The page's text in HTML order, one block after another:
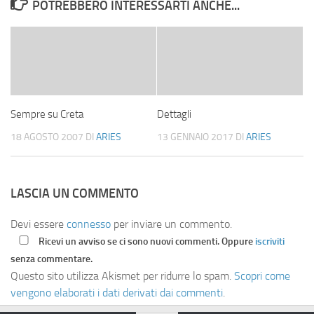
POTREBBERO INTERESSARTI ANCHE...
Sempre su Creta
18 AGOSTO 2007 DI ARIES
Dettagli
13 GENNAIO 2017 DI ARIES
LASCIA UN COMMENTO
Devi essere connesso per inviare un commento.
Ricevi un avviso se ci sono nuovi commenti. Oppure iscriviti
senza commentare.
Questo sito utilizza Akismet per ridurre lo spam. Scopri come
vengono elaborati i dati derivati dai commenti.